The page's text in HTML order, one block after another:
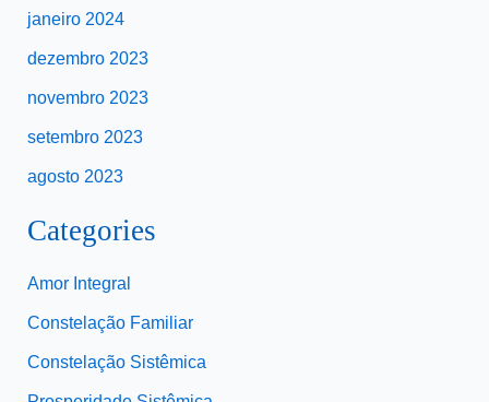
janeiro 2024
dezembro 2023
novembro 2023
setembro 2023
agosto 2023
Categories
Amor Integral
Constelação Familiar
Constelação Sistêmica